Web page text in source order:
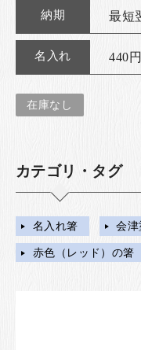
納期 最短
名入れ 440
在庫なし
カテゴリ・タグ
名入れ箸 会
赤色（レッド）の箸